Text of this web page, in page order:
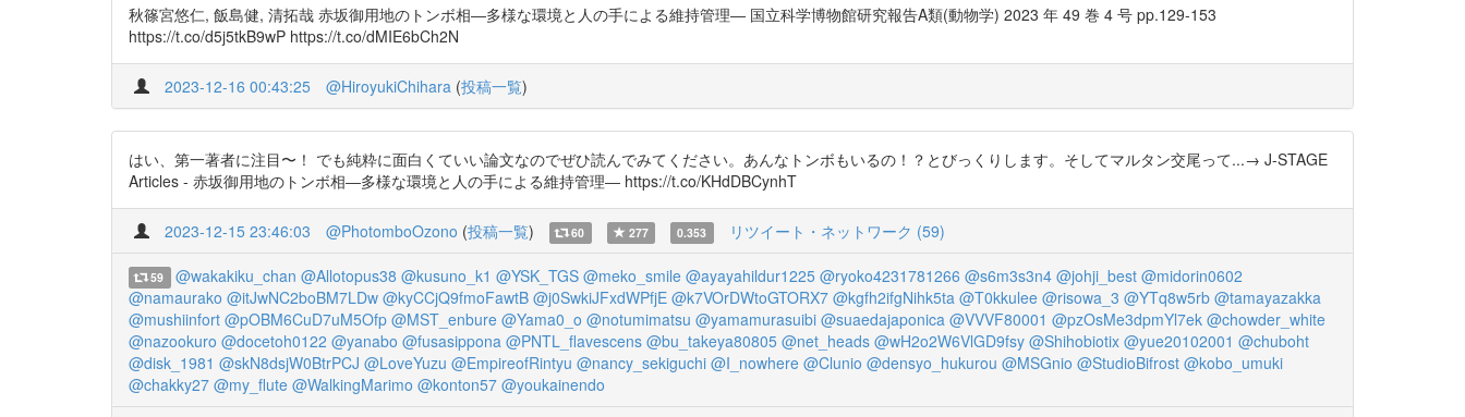
秋篠宮悠仁, 飯島健, 清拓哉 赤坂御用地のトンボ相―多様な環境と人の手による維持管理― 国立科学博物館研究報告A類(動物学) 2023 年 49 巻 4 号 pp.129-153
https://t.co/d5j5tkB9wP https://t.co/dMIE6bCh2N
2023-12-16 00:43:25 @HiroyukiChihara (投稿一覧)
はい、第一著者に注目〜！ でも純粋に面白くていい論文なのでぜひ読んでみてください。あんなトンボもいるの！？とびっくりします。そしてマルタン交尾って...→ J-STAGE
Articles - 赤坂御用地のトンボ相―多様な環境と人の手による維持管理― https://t.co/KHdDBCynhT
2023-12-15 23:46:03 @PhotomboOzono (投稿一覧) 60 277 0.353 リツイート・ネットワーク (59)
59 @wakakiku_chan @Allotopus38 @kusuno_k1 @YSK_TGS @meko_smile @ayayahildur1225 @ryoko4231781266 @s6m3s3n4 @johji_best @midorin0602
@namaurako @itJwNC2boBM7LDw @kyCCjQ9fmoFawtB @j0SwkiJFxdWPfjE @k7VOrDWtoGTORX7 @kgfh2ifgNihk5ta @T0kkulee @risowa_3 @YTq8w5rb @tamayazakka
@mushiinfort @pOBM6CuD7uM5Ofp @MST_enbure @Yama0_o @notumimatsu @yamamurasuibi @suaedajaponica @VVVF80001 @pzOsMe3dpmYl7ek @chowder_white
@nazookuro @docetoh0122 @yanabo @fusasippona @PNTL_flavescens @bu_takeya80805 @net_heads @wH2o2W6VlGD9fsy @Shihobiotix @yue20102001 @chuboht
@disk_1981 @skN8dsjW0BtrPCJ @LoveYuzu @EmpireofRintyu @nancy_sekiguchi @I_nowhere @Clunio @densyo_hukurou @MSGnio @StudioBifrost @kobo_umuki
@chakky27 @my_flute @WalkingMarimo @konton57 @youkainendo